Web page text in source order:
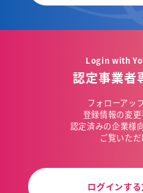
Login with
認定事業者
フォローアッ
登録情報の変更
認定済みの企業様
ご覧いただ
ログインす